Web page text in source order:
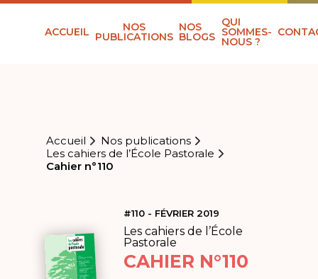
ACCUEIL NOS
PUBLICATIONS
NOS
BLOGS
QUI
SOMMES-
NOUS ?
Accueil
Nos publications
Les cahiers de l’École Pastorale
Cahier n°110
#110 - FÉVRIER 2019
Les cahiers de l’École
Pastorale
CAHIER N°110